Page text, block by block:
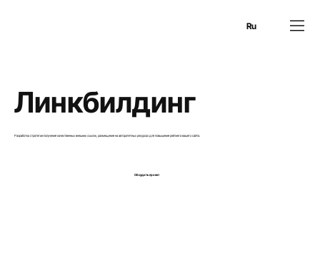
Ru
Линкбилдинг
Разработка стратегии получения качественных внешних ссылок, размещение на авторитетных ресурсах для повышения рейтинга вашего сайта.
Обсудить проект